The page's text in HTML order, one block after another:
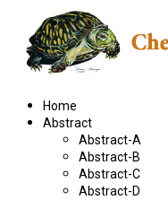
Home
Abstract
Abstract-A
Abstract-B
Abstract-C
Abstract-D